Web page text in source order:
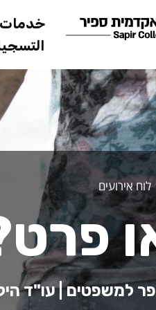
خدمات
לוח אירועים
למשפטים | עו"ד